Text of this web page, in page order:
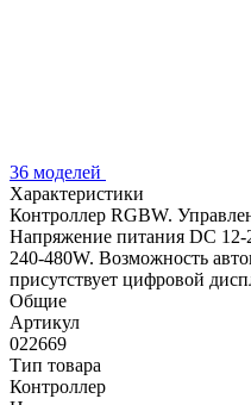
36 моделей
Характеристики
Контроллер RGBW.
Напряжение питания DC
240-480W. Возможность
присутствует цифровой
Общие
Артикул
022669
Тип товара
Контроллер